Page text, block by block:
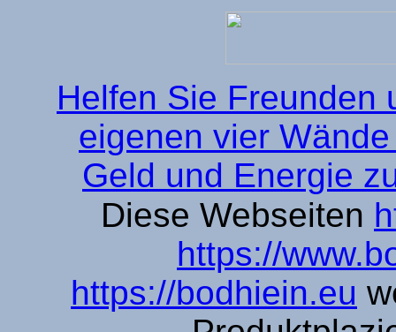
Helfen Sie Freunden
eigenen vier
Geld und Energie
Diese Webseiten
https://
https://bodhiein.eu